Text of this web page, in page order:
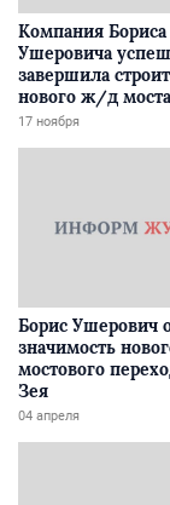
Компания Бориса
Ушеровича
завершила
нового ж/д
Забайкалье
17 ноября
Борис Ушерович
значимость
мостового
Зея
04 апреля